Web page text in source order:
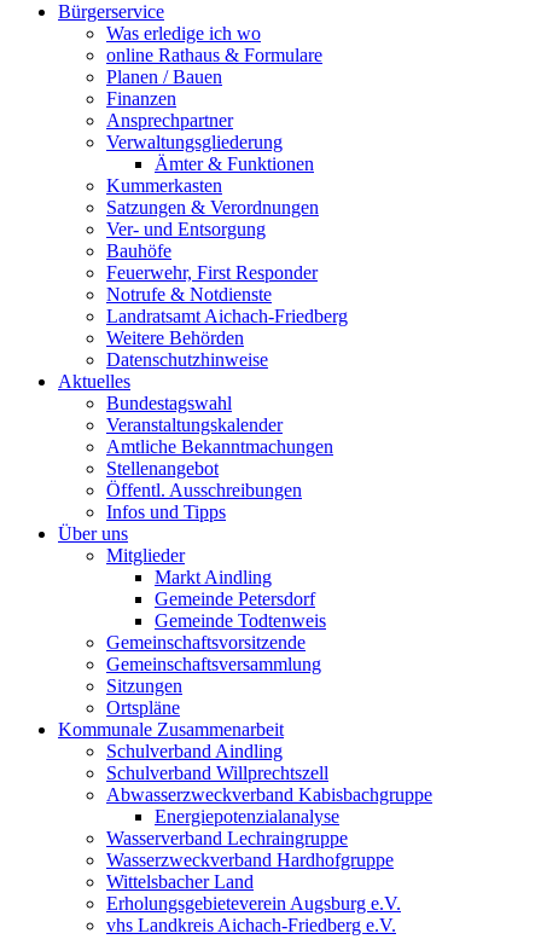
Bürgerservice
Was erledige ich wo
online Rathaus & Formulare
Planen / Bauen
Finanzen
Ansprechpartner
Verwaltungsgliederung
Ämter & Funktionen
Kummerkasten
Satzungen & Verordnungen
Ver- und Entsorgung
Bauhöfe
Feuerwehr, First Responder
Notrufe & Notdienste
Landratsamt Aichach-Friedberg
Weitere Behörden
Datenschutzhinweise
Aktuelles
Bundestagswahl
Veranstaltungskalender
Amtliche Bekanntmachungen
Stellenangebot
Öffentl. Ausschreibungen
Infos und Tipps
Über uns
Mitglieder
Markt Aindling
Gemeinde Petersdorf
Gemeinde Todtenweis
Gemeinschaftsvorsitzende
Gemeinschaftsversammlung
Sitzungen
Ortspläne
Kommunale Zusammenarbeit
Schulverband Aindling
Schulverband Willprechtszell
Abwasserzweckverband Kabisbachgruppe
Energiepotenzialanalyse
Wasserverband Lechraingruppe
Wasserzweckverband Hardhofgruppe
Wittelsbacher Land
Erholungsgebieteverein Augsburg e.V.
vhs Landkreis Aichach-Friedberg e.V.